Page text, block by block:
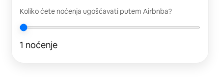
Koliko ćete noćenja ugošćavati putem Airbnba?
1 noćenje